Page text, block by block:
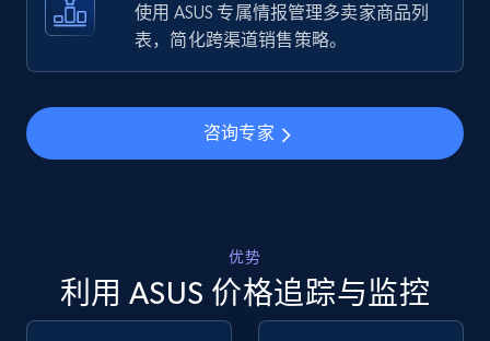
URL, Final price, Sku, Currency, Gtin,
Specifications, Image urls, Top reviews, and
using specific category URL
URL, Final price, Sku, Currency, Gtin,
Specifications, Image urls, Top reviews, and
使用 ASUS 专属情报管理多卖家商品列
表，简化跨渠道销售策略。
咨询专家
优势
利用 ASUS 价格追踪与监控